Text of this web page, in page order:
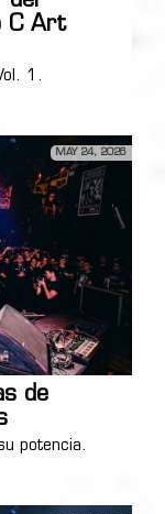
C Art
1.
MAY 24, 2026
de
potencia.